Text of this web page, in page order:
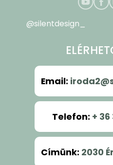
@silentdesign_
Email:
Telefon: +
Címünk: 2030